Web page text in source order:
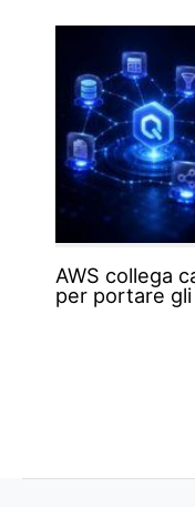
AWS collega
per portare